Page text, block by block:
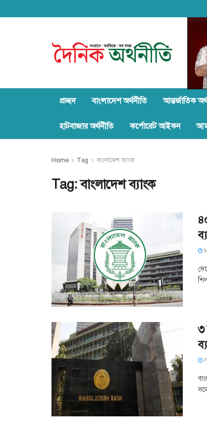
প্রচ্ছদ বাংলাদেশ অর্থনীতি আন্তর্জাতিক
হাটবাজার অর্থনীতি কর্পোরেট আইকন
Home Tag বাংলাদেশ ব্যাংক
Tag:বাংলাদেশ ব্যাংক
৩